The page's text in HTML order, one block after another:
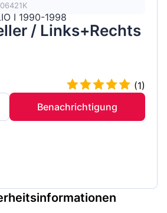
I 1990-1998
/ Links+Rechts
(1)
Benachrichtigung